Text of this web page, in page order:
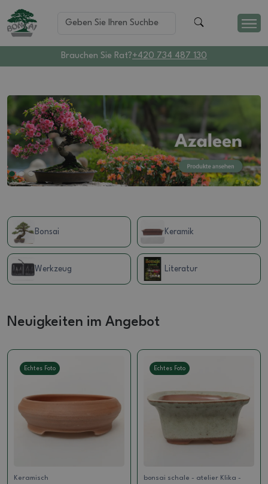
Brauchen Sie Rat?+420 734 487 130
Bonsai Keramik
Werkzeug Literatur
Neuigkeiten im Angebot
Echtes Foto
Keramisch
Echtes Foto
bonsai schale - atelier Klika -